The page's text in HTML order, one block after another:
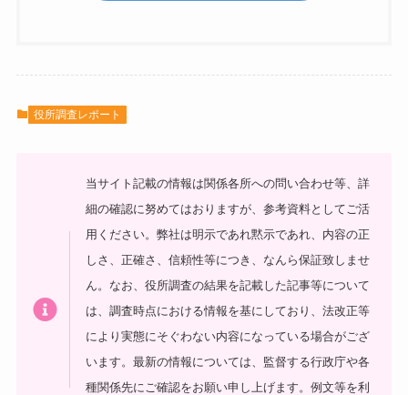
役所調査レポート
当サイト記載の情報は関係各所への問い合わせ等、詳
細の確認に努めてはおりますが、参考資料としてご活
用ください。弊社は明示であれ黙示であれ、内容の正
しさ、正確さ、信頼性等につき、なんら保証致しませ
ん。なお、役所調査の結果を記載した記事等について
は、調査時点における情報を基にしており、法改正等
により実態にそぐわない内容になっている場合がござ
います。最新の情報については、監督する行政庁や各
種関係先にご確認をお願い申し上げます。例文等を利